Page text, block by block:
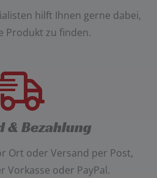
hilft Ihnen gerne dabei,
Produkt zu finden.
& Bezahlung
Ort oder Versand per Post,
Vorkasse oder PayPal.